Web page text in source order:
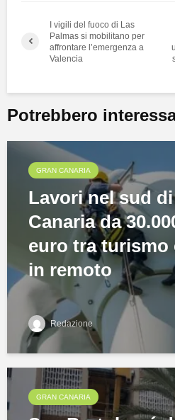
I vigili del fuoco di Las
Palmas si mobilitano per
affrontare l’emergenza a
Valencia
Potrebbero
GRAN CANARIA
Lavori nel sud
Canaria da
euro tra turismo
in remoto
Redazione
GRAN CANARIA